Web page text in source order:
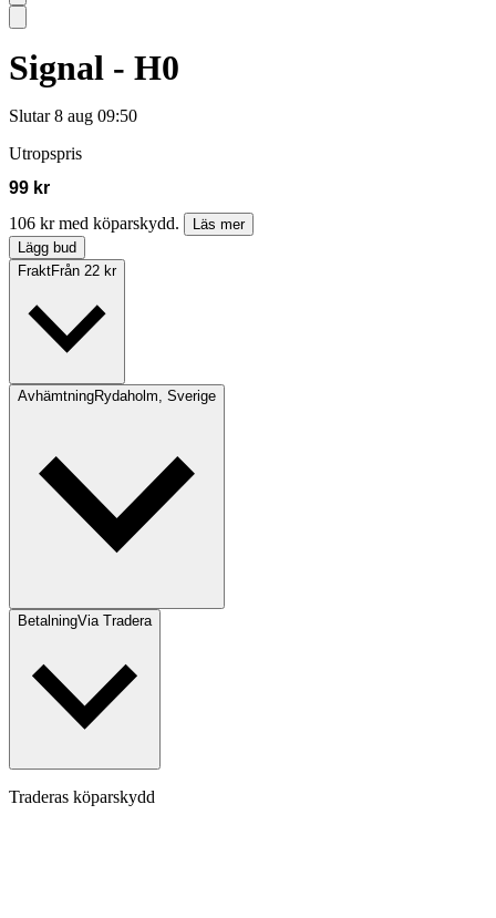
Signal - H0
Slutar 8 aug 09:50
Utropspris
99 kr
106 kr med köparskydd.
Läs mer
Lägg bud
FraktFrån 22 kr
AvhämtningRydaholm, Sverige
BetalningVia Tradera
Traderas köparskydd